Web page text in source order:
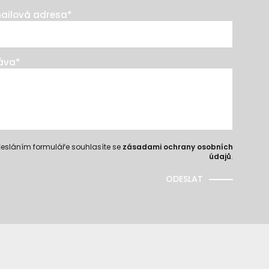
adresa*
*
formuláře souhlasíte se zásadami ochrany osobních
údajů.
ODESLAT